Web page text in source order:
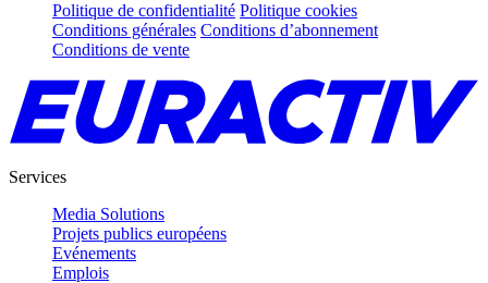
Politique de confidentialité Politique cookies
Conditions générales Conditions d’abonnement
Conditions de vente
Services
Media Solutions
Projets publics européens
Evénements
Emplois